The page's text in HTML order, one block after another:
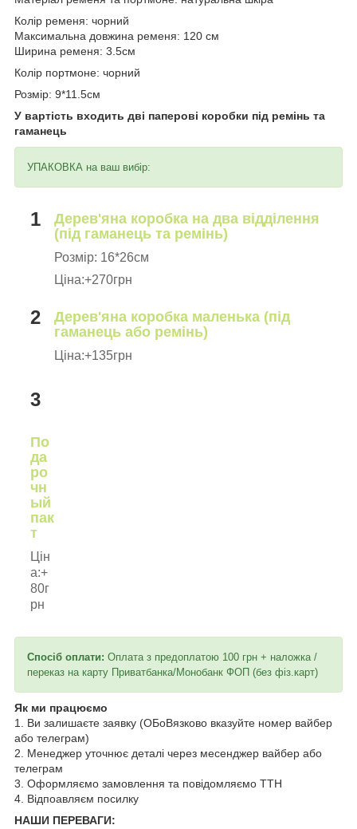
Колір ременя: чорний
Максимальна довжина ременя: 120 см
Ширина ременя: 3.5см
Колір портмоне: чорний
Розмір: 9*11.5см
У вартість входить дві паперові коробки під ремінь та
гаманець
УПАКОВКА на ваш вибір:
1
Дерев'яна коробка на два відділення
(під гаманець та ремінь)
Розмір: 16*26см
Ціна:+270грн
2
Дерев'яна коробка маленька (під
гаманець або ремінь)
Ціна:+135грн
3
По
да
ро
чн
ый
пак
т
Цін
а:+
80г
рн
Спосіб оплати: Оплата з предоплатою 100 грн + наложка /
переказ на карту Приватбанка/Монобанк ФОП (без фіз.карт)
Як ми працюємо
1. Ви залишаєте заявку (ОБоВязково вказуйте номер вайбер
або телеграм)
2. Менеджер уточнює деталі через месенджер вайбер або
телеграм
3. Оформляємо замовлення та повідомляємо ТТН
4. Відпоавляєм посилку
НАШИ ПЕРЕВАГИ: